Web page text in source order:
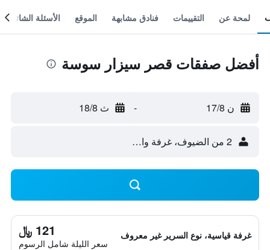
لمحة عن التقييمات فنادق مشابهة الموقع الأسئلة الشائعة
أفضل صفقات قصر سيزار سوسة
ن 17/8 - ث 18/8
2 من الضيوف، غرفة واحدة
غرفة قياسية، نوع السرير غير معروف 121 ﷼
سعر الليلة شامل الرسوم